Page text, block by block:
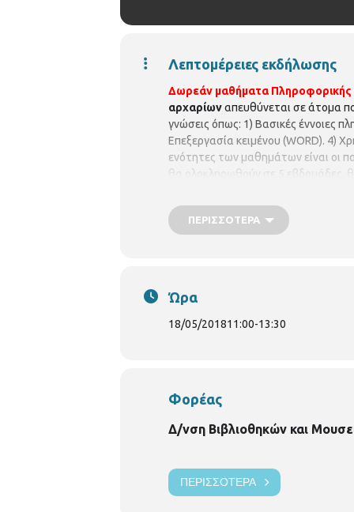
Λεπτομέρειες εκδήλωσης
Δωρεάν μαθήματα Πληροφορικής
αρχαρίωναπευθύνεται σε άτομα
γνώσεις όπως: 1) Βασικές έννοιες
Επεξεργασία κειμένου (WORD). 4)
ενότητες των μαθημάτων είναι οι
θα ολοκληρωθούν σε 5 εβδομάδες,
Παρασκευή 18 Μαίου 2018 ώρα
Λόγω περιορισμένων θέσεων, θα
ΠΕΡΙΣΣΌΤΕΡΑ
Ώρα
18/05/201811:00-13:30
Φορέας
Δ/νση Βιβλιοθηκών και
ΠΕΡΙΣΣΌΤΕΡΑ